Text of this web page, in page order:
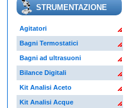
STRUMENTAZIONE
Agitatori
Bagni Termostatici
Bagni ad ultrasuoni
Bilance Digitali
Kit Analisi Aceto
Kit Analisi Acque